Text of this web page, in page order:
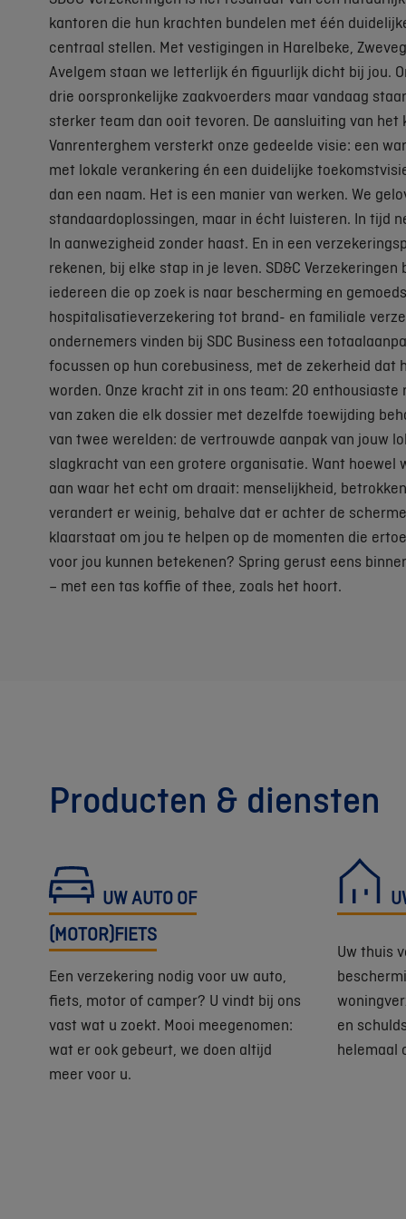
kantoren die hun krachten bundelen met één
centraal stellen. Met vestigingen in Harelbeke,
Avelgem staan we letterlijk én figuurlijk dicht bij jou.
drie oorspronkelijke zaakvoerders maar vandaag
sterker team dan ooit tevoren. De aansluiting van het
Vanrenterghem versterkt onze gedeelde visie: een
met lokale verankering én een duidelijke
dan een naam. Het is een manier van werken. We
standaardoplossingen, maar in écht luisteren. In tijd
In aanwezigheid zonder haast. En in een
rekenen, bij elke stap in je leven. SD&C
iedereen die op zoek is naar bescherming en
hospitalisatieverzekering tot brand- en familiale
ondernemers vinden bij SDC Business een
focussen op hun corebusiness, met de zekerheid dat
worden. Onze kracht zit in ons team: 20
van zaken die elk dossier met dezelfde toewijding
van twee werelden: de vertrouwde aanpak van jouw
slagkracht van een grotere organisatie. Want hoewel
aan waar het echt om draait: menselijkheid,
verandert er weinig, behalve dat er achter de
klaarstaat om jou te helpen op de momenten die
voor jou kunnen betekenen? Spring gerust eens
– met een tas koffie of thee, zoals het hoort.
Producten & diensten
UW AUTO OF
(MOTOR)FIETS
Een verzekering nodig voor uw auto,
fiets, motor of camper? U vindt bij ons
vast wat u zoekt. Mooi meegenomen:
wat er ook gebeurt, we doen altijd
meer voor u.
Uw thuis
en
helemaal